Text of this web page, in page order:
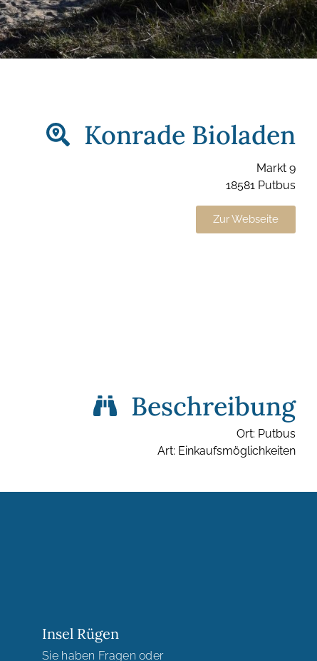
Konrade Bioladen
Markt 9
18581 Putbus
Zur Webseite
Beschreibung
Ort: Putbus
Art: Einkaufsmöglichkeiten
Insel Rügen
Sie haben Fragen oder